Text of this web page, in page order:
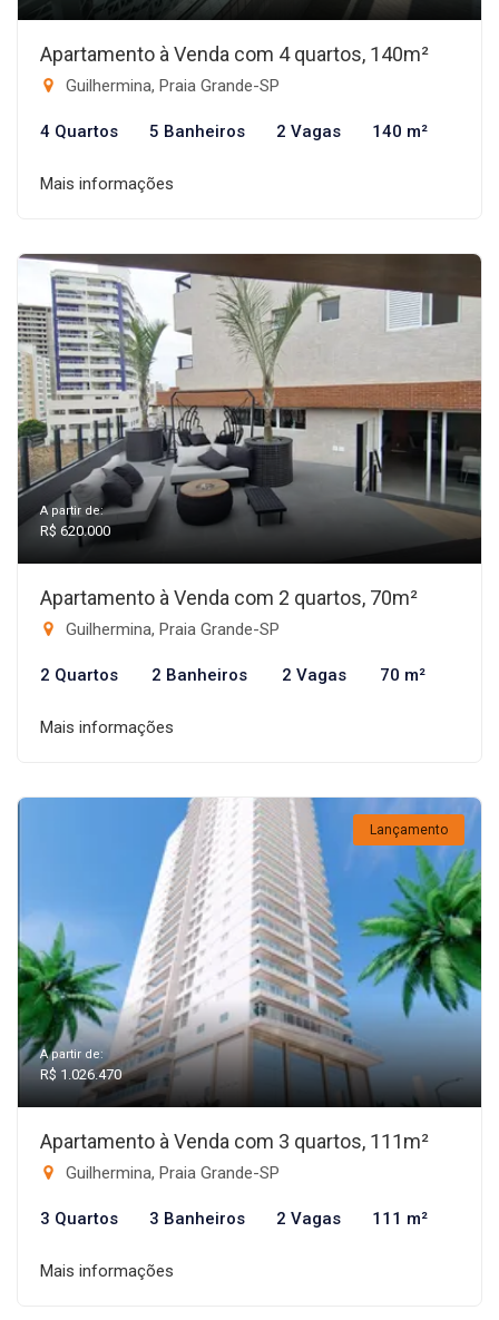
Apartamento à Venda com 4 quartos, 140m²
Guilhermina, Praia Grande-SP
4 Quartos 5 Banheiros 2 Vagas 140 m²
Mais informações
A partir de:
R$ 620.000
Apartamento à Venda com 2 quartos, 70m²
Guilhermina, Praia Grande-SP
2 Quartos 2 Banheiros 2 Vagas 70 m²
Mais informações
Lançamento
A partir de:
R$ 1.026.470
Apartamento à Venda com 3 quartos, 111m²
Guilhermina, Praia Grande-SP
3 Quartos 3 Banheiros 2 Vagas 111 m²
Mais informações